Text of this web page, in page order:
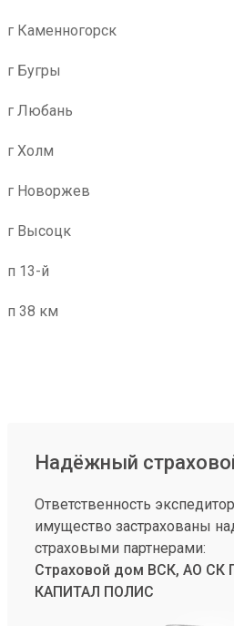
г Каменногорск
г Бугры
г Любань
г Холм
г Новоржев
г Высоцк
п 13-й
п 38 км
Надёжный
Ответственность
имущество застрахованы
страховыми партнерами:
Страховой дом ВСК, АО СК
КАПИТАЛ ПОЛИС